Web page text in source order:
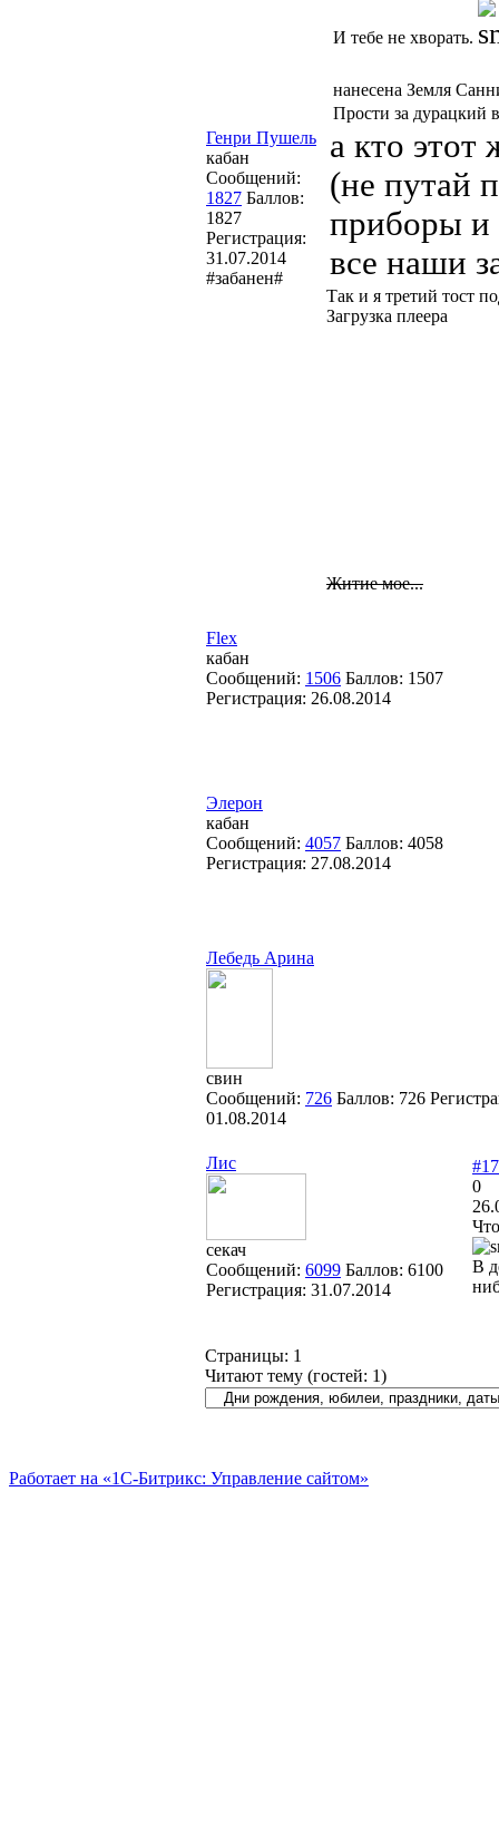
Генри Пушель
кабан
Сообщений:
1827 Баллов:
1827
Регистрация:
31.07.2014
#забанен#
И тебе не хворать.
нанесена Земля
Прости за дурацкий
а кто этот
(не путай
приборы и
все наши
Так и я третий тост
Загрузка плеера
Житие мое...
Flex
кабан
Сообщений: 1506 Баллов: 1507
Регистрация: 26.08.2014
Элерон
кабан
Сообщений: 4057 Баллов: 4058
Регистрация: 27.08.2014
Лебедь Арина
свин
Сообщений: 726 Баллов: 726
01.08.2014
Лис
секач
Сообщений: 6099 Баллов: 6100
Регистрация: 31.07.2014
#17
0
В
Страницы: 1
Читают тему (гостей: 1)
Работает на «1С-Битрикс: Управление сайтом»